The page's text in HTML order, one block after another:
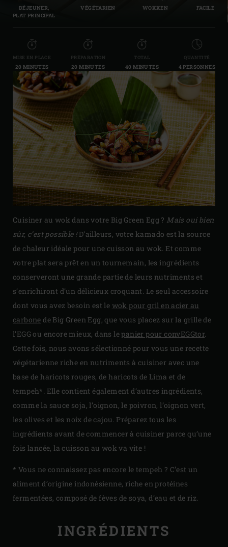
DÉJEUNER,
PLAT PRINCIPAL
VÉGÉTARIEN WOKKEN FACILE
MISE EN PLACE
20 MINUTES
PRÉPARATION
20 MINUTES
TOTAL
40 MINUTES
QUANTITÉ
4 PERSONNES
Cuisiner au wok dans votre Big Green Egg ? Mais oui bien
sûr, c’est possible !D’ailleurs, votre kamado est la source
de chaleur idéale pour une cuisson au wok. Et comme
votre plat sera prêt en un tournemain, les ingrédients
conserveront une grande partie de leurs nutriments et
s’enrichiront d’un délicieux croquant. Le seul accessoire
dont vous avez besoin est le wok pour gril en acier au
carbone de Big Green Egg, que vous placez sur la grille de
l’EGG ou encore mieux, dans le panier pour convEGGtor
Cette fois, nous avons sélectionné pour vous une recette
végétarienne riche en nutriments à cuisiner avec une
base de haricots rouges, de haricots de Lima et de
tempeh*. Elle contient également d’autres ingrédients,
comme la sauce soja, l’oignon, le poivron, l’oignon vert,
les olives et les noix de cajou. Préparez tous les
ingrédients avant de commencer à cuisiner parce qu’une
fois lancée, la cuisson au wok va vite !
* Vous ne connaissez pas encore le tempeh ? C’est un
aliment d’origine indonésienne, riche en protéines
fermentées, composé de fèves de soya, d’eau et de riz.
INGRÉDIENTS